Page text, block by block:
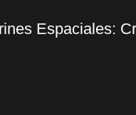
Espaciales: